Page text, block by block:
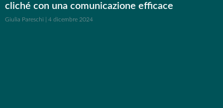
cliché con una comunicazione efficace
Giulia Pareschi 4 dicembre 2024